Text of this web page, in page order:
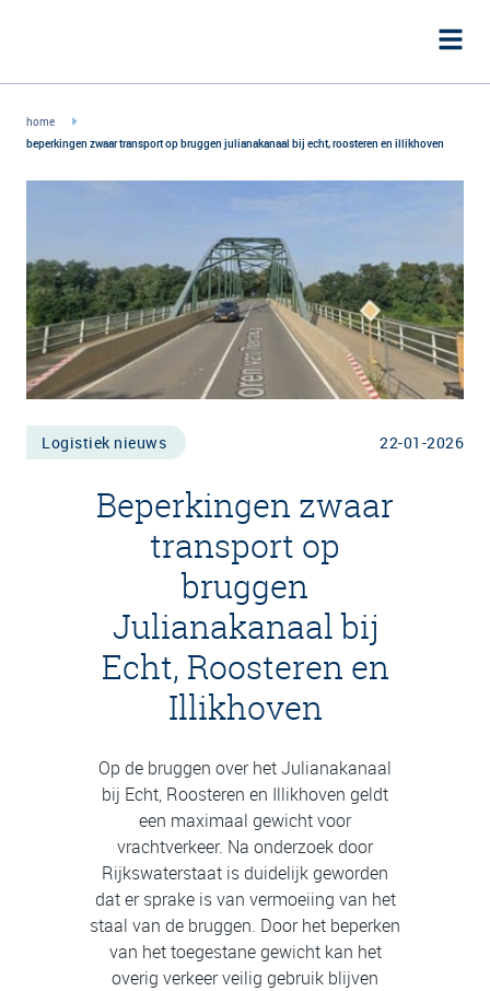
home
beperkingen zwaar transport op bruggen julianakanaal bij echt, roosteren en illikhoven
Logistiek nieuws 22-01-2026
Beperkingen zwaar
transport op
bruggen
Julianakanaal bij
Echt, Roosteren en
Illikhoven
Op de bruggen over het Julianakanaal
bij Echt, Roosteren en Illikhoven geldt
een maximaal gewicht voor
vrachtverkeer. Na onderzoek door
Rijkswaterstaat is duidelijk geworden
dat er sprake is van vermoeiing van het
staal van de bruggen. Door het beperken
van het toegestane gewicht kan het
overig verkeer veilig gebruik blijven